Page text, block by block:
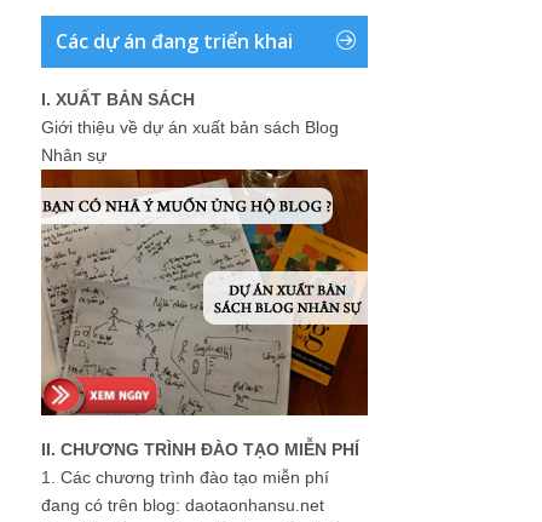
Các dự án đang triển khai
I. XUẤT BẢN SÁCH
Giới thiệu về dự án xuất bản sách Blog
Nhân sự
II. CHƯƠNG TRÌNH ĐÀO TẠO MIỄN PHÍ
1. Các chương trình đào tạo miễn phí
đang có trên blog: daotaonhansu.net